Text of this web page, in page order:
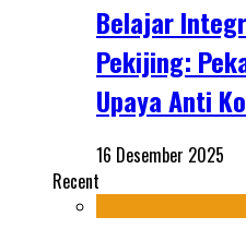
Belajar
Pekijing:
Upaya Anti
16 Desember 2025
Recent